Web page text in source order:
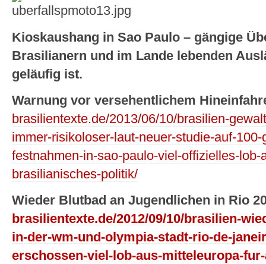
Kioskaushang in Sao Paulo – gängige
Brasilianern und im Lande lebenden
geläufig ist.
Warnung vor versehentlichem
brasilientexte.de/2013/06/10/brasilien-
immer-risikoloser-laut-neuer-studie-auf-
festnahmen-in-sao-paulo-viel-offizielles-lob-
brasilianisches-politik/
Wieder Blutbad an Jugendlichen in Rio
brasilientexte.de/2012/09/10/brasilien-
in-der-wm-und-olympia-stadt-rio-de-
erschossen-viel-lob-aus-mitteleuropa-